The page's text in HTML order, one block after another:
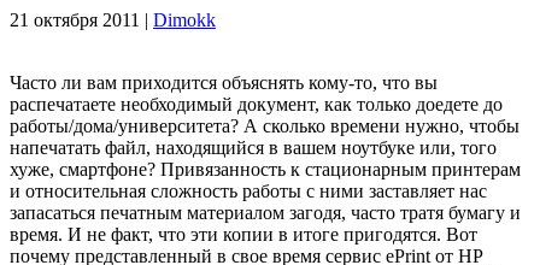
21 октября 2011 | Dimokk
Часто ли вам приходится объяснять кому-то, что вы
распечатаете необходимый документ, как только доедете до
работы/дома/университета? А сколько времени нужно, чтобы
напечатать файл, находящийся в вашем ноутбуке или, того
хуже, смартфоне? Привязанность к стационарным принтерам
и относительная сложность работы с ними заставляет нас
запасаться печатным материалом загодя, часто тратя бумагу и
время. И не факт, что эти копии в итоге пригодятся. Вот
почему представленный в свое время сервис ePrint от HP